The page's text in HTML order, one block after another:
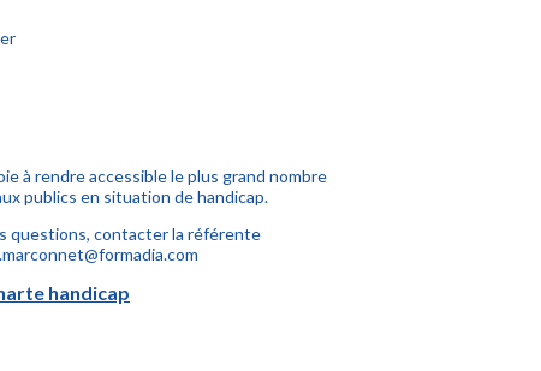
à rendre accessible le plus grand nombre
publics en situation de handicap.
questions, contacter la référente
handicap